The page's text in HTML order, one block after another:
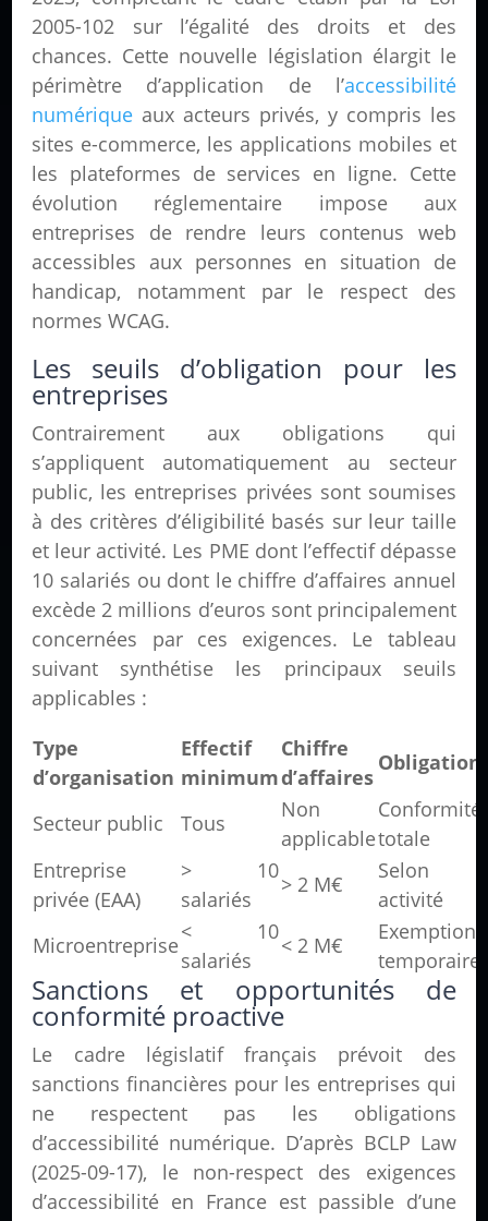
2005-102 sur l’égalité des droits et des
chances. Cette nouvelle législation élargit le
périmètre d’application de l’accessibilité
numérique aux acteurs privés, y compris les
sites e-commerce, les applications mobiles et
les plateformes de services en ligne. Cette
évolution réglementaire impose aux
entreprises de rendre leurs contenus web
accessibles aux personnes en situation de
handicap, notamment par le respect des
normes WCAG.
Les seuils d’obligation pour les
entreprises
Contrairement aux obligations qui
s’appliquent automatiquement au secteur
public, les entreprises privées sont soumises
à des critères d’éligibilité basés sur leur taille
et leur activité. Les PME dont l’effectif dépasse
10 salariés ou dont le chiffre d’affaires annuel
excède 2 millions d’euros sont principalement
concernées par ces exigences. Le tableau
suivant synthétise les principaux seuils
applicables :
Type
d’organisation
Effectif
minimum
Chiffre
d’affaires
Obligation
Secteur public Tous
Non
applicable
Conformité
totale
Entreprise
privée (EAA)
> 10
salariés
> 2 M€
Selon
activité
Microentreprise
< 10
salariés
< 2 M€
Exemption
temporaire
Sanctions et opportunités de
conformité proactive
Le cadre législatif français prévoit des
sanctions financières pour les entreprises qui
ne respectent pas les obligations
d’accessibilité numérique. D’après BCLP Law
(2025-09-17), le non-respect des exigences
d’accessibilité en France est passible d’une